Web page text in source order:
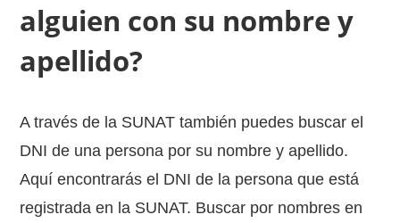
alguien con su nombre y
apellido?
A través de la SUNAT también puedes buscar el
DNI de una persona por su nombre y apellido.
Aquí encontrarás el DNI de la persona que está
registrada en la SUNAT. Buscar por nombres en